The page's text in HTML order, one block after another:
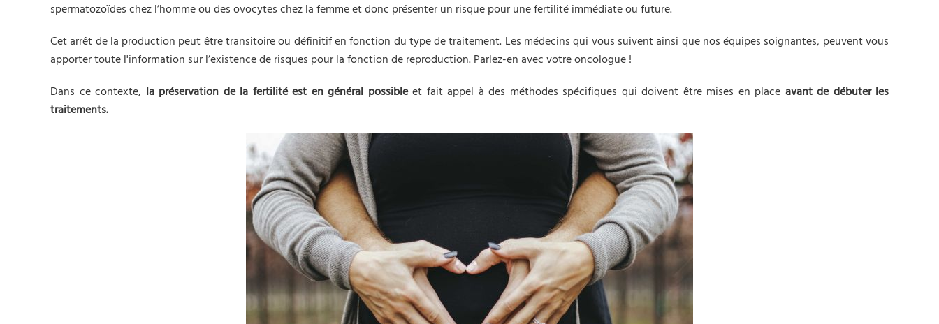
spermatozoïdes chez l’homme ou des ovocytes chez la femme et donc présenter un risque pour une fertilité immédiate ou future.
Cet arrêt de la production peut être transitoire ou définitif en fonction du type de traitement. Les médecins qui vous suivent ainsi que nos équipes soignantes, peuvent vous
apporter toute l'information sur l’existence de risques pour la fonction de reproduction. Parlez-en avec votre oncologue !
Dans ce contexte, la préservation de la fertilité est en général possibleet fait appel à des méthodes spécifiques qui doivent être mises en place avant de débuter les
traitements.